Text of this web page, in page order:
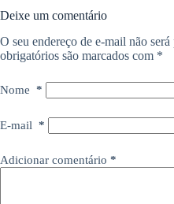
Deixe um comentário
O seu endereço de e-mail não
obrigatórios são marcados com *
Nome *
E-mail *
Adicionar comentário *